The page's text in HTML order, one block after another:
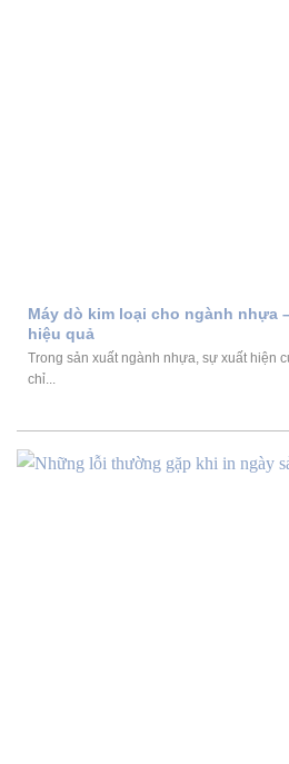
Máy dò kim loại cho ngành nhựa
hiệu quả
Trong sản xuất ngành nhựa, sự xuất hiện
chỉ...